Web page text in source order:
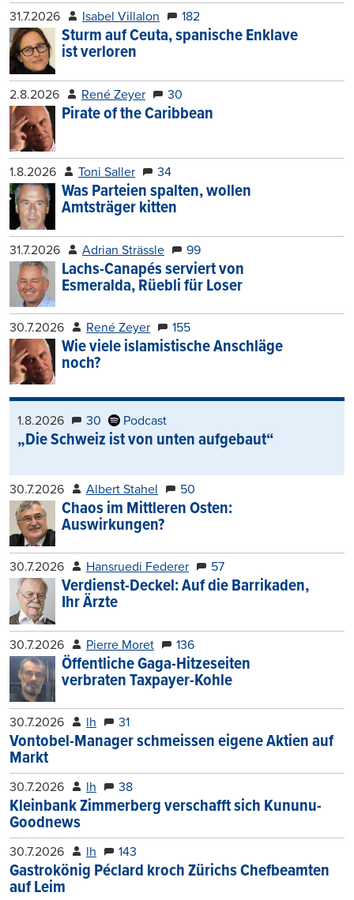
31.7.2026 Isabel Villalon 182
Sturm auf Ceuta, spanische Enklave
ist verloren
2.8.2026 René Zeyer 30
Pirate of the Caribbean
1.8.2026 Toni Saller 34
Was Parteien spalten, wollen
Amtsträger kitten
31.7.2026 Adrian Strässle 99
Lachs-Canapés serviert von
Esmeralda, Rüebli für Loser
30.7.2026 René Zeyer 155
Wie viele islamistische Anschläge
noch?
1.8.2026 30 Podcast
„Die Schweiz ist von unten aufgebaut“
30.7.2026 Albert Stahel 50
Chaos im Mittleren Osten:
Auswirkungen?
30.7.2026 Hansruedi Federer 57
Verdienst-Deckel: Auf die Barrikaden,
Ihr Ärzte
30.7.2026 Pierre Moret 136
Öffentliche Gaga-Hitzeseiten
verbraten Taxpayer-Kohle
30.7.2026 lh 31
Vontobel-Manager schmeissen eigene Aktien auf
Markt
30.7.2026 lh 38
Kleinbank Zimmerberg verschafft sich Kununu-
Goodnews
30.7.2026 lh 143
Gastrokönig Péclard kroch Zürichs Chefbeamten
auf Leim